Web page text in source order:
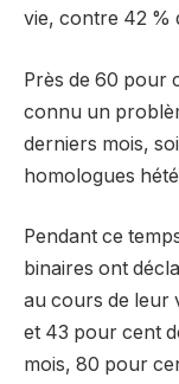
vie, contre 42 %
Près de 60 pour
connu un
derniers mois,
homologues
Pendant ce
binaires ont
au cours de leur
et 43 pour cent
mois, 80 pour